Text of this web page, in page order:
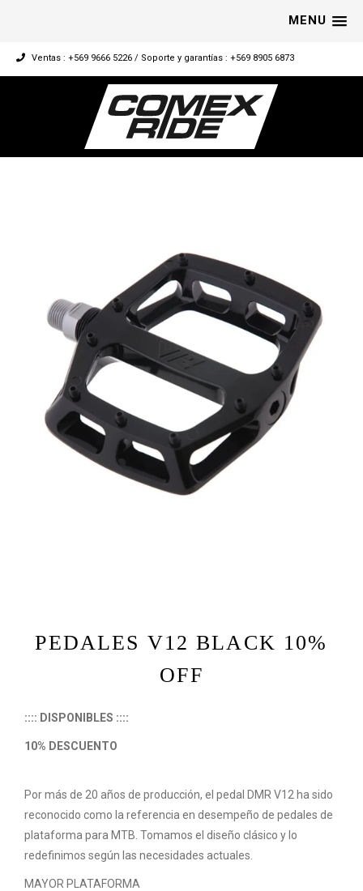
MENU
Ventas : +569 9666 5226 / Soporte y garantías : +569 8905 6873
PEDALES V12 BLACK 10%
OFF
:::: DISPONIBLES ::::
10% DESCUENTO
Por más de 20 años de producción, el pedal DMR V12 ha sido
reconocido como la referencia en desempeño de pedales de
plataforma para MTB. Tomamos el diseño clásico y lo
redefinimos según las necesidades actuales.
MAYOR PLATAFORMA